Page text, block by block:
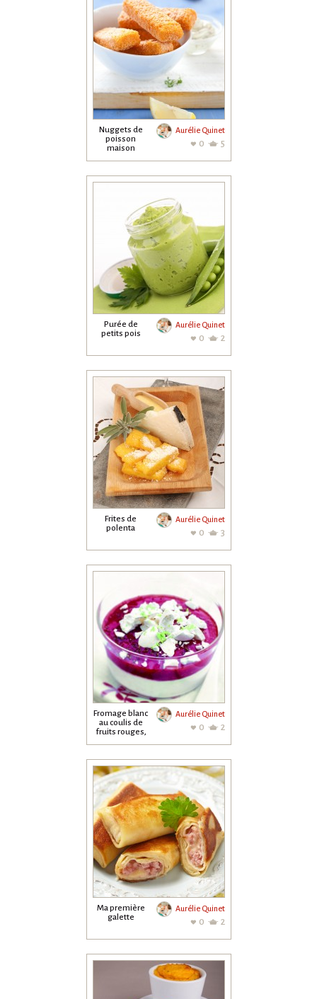
Nuggets de
poisson
maison
Aurélie Quinet
0 5
Purée de
petits pois
Aurélie Quinet
0 2
Frites de
polenta
Aurélie Quinet
0 3
Fromage blanc
au coulis de
fruits rouges,
Aurélie Quinet
0 2
Ma première
galette
Aurélie Quinet
0 2